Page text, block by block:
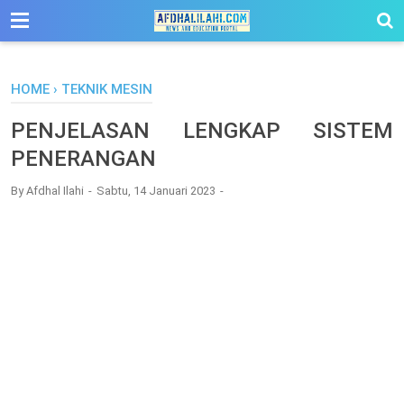
-->
HOME › TEKNIK MESIN
PENJELASAN LENGKAP SISTEM
PENERANGAN
ByAfdhal Ilahi Sabtu, 14 Januari 2023